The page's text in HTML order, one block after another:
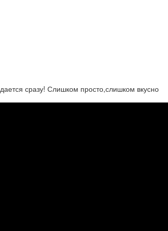
сразу! Слишком просто,слишком вкусно